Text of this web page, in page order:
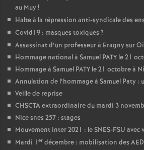
au Muy !
Halte à la répression anti-syndicale des
Covid19 : masques toxiques ?
Assassinat d’un professeur à Eragny sur
Hommage national à Samuel PATY le 21
Hommage à Samuel PATY le 21 octobre à
Annulation de l’hommage à Samuel Paty
Veille de reprise
CHSCTA extraordinaire du mardi 3
Nice snes 257 : stages
Mouvement inter 2021 : le SNES-FSU avec
Mardi 1 er décembre : mobilisation des AED